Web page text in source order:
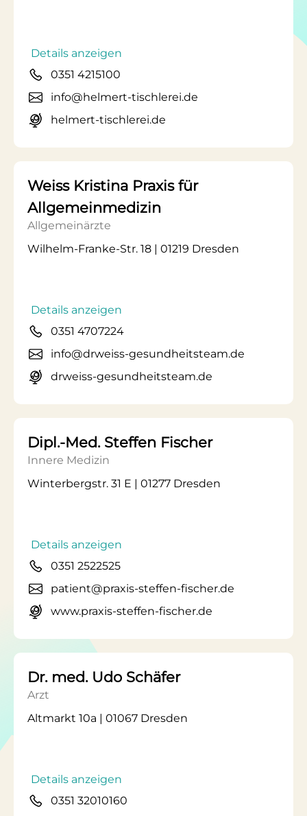
Details anzeigen
0351 4215100
info@helmert-tischlerei.de
helmert-tischlerei.de
Weiss Kristina Praxis für
Allgemeinmedizin
Allgemeinärzte
Wilhelm-Franke-Str. 18 | 01219 Dresden
Details anzeigen
0351 4707224
info@drweiss-gesundheitsteam.de
drweiss-gesundheitsteam.de
Dipl.-Med. Steffen Fischer
Innere Medizin
Winterbergstr. 31 E | 01277 Dresden
Details anzeigen
0351 2522525
patient@praxis-steffen-fischer.de
www.praxis-steffen-fischer.de
Dr. med. Udo Schäfer
Arzt
Altmarkt 10a | 01067 Dresden
Details anzeigen
0351 32010160